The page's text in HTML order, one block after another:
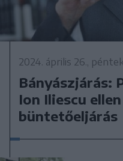
2024. április 26.,
Bányászjárás:
Ion Iliescu
büntetőeljárás